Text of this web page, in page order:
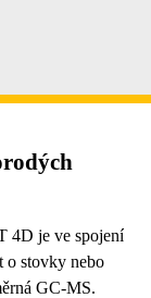
4D je ve spojení
GC-MS.